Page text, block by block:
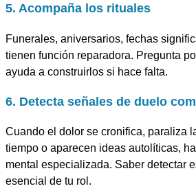
5. Acompaña los rituales
Funerales, aniversarios, fechas
tienen función reparadora. Pregunta
ayuda a construirlos si hace falta.
6. Detecta señales de duelo
Cuando el dolor se cronifica, paraliza
tiempo o aparecen ideas autolíticas,
mental especializada. Saber detectar
esencial de tu rol.